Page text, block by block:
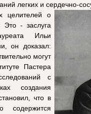
легких и сердечно-
целителей о
Это - заслуга
Ильи
он доказал:
могут
Пастера
с
создания
что в
содержится